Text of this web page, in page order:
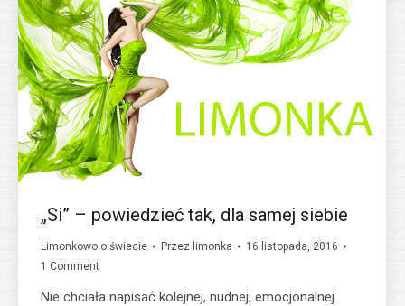
„Si” – powiedzieć tak, dla samej siebie
Limonkowo o świecie Przez limonka
16 listopada, 2016
1 Comment
Nie chciała napisać kolejnej, nudnej, emocjonalnej